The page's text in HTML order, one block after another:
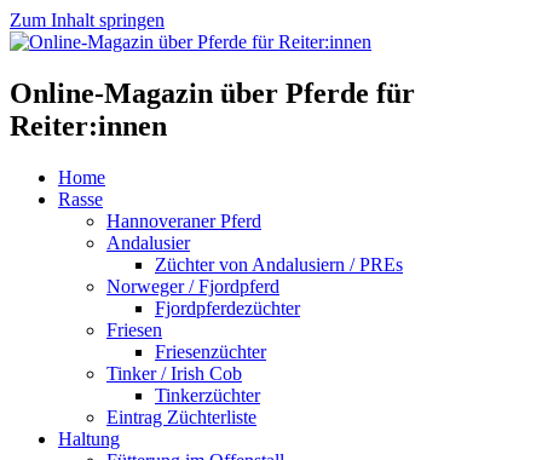
Zum Inhalt springen
Online-Magazin über Pferde für
Reiter:innen
Home
Rasse
Hannoveraner Pferd
Andalusier
Züchter von Andalusiern / PREs
Norweger / Fjordpferd
Fjordpferdezüchter
Friesen
Friesenzüchter
Tinker / Irish Cob
Tinkerzüchter
Eintrag Züchterliste
Haltung